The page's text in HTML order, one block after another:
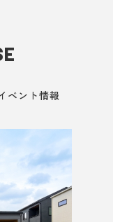
ベント情報